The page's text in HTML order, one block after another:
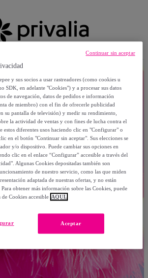
y sus socios a usar rastreadores (como cookies u
SDK, en adelante "Cookies") y a procesar sus datos
de navegación, datos de pedidos e información
de miembro) con el fin de ofrecerle publicidad
su pantalla de televisión) y medir su rendimiento,
la actividad de ventas y con fines de lucha contra el
estos diferentes usos haciendo clic en "Configurar" o
en el botón "Continuar sin aceptar". Sus elecciones se
y/o dispositivo. Puede cambiar sus opciones en
clic en el enlace “Configurar” accesible a través del
Algunas Cookies depositadas también son
de nuestro servicio, como las que miden
adaptada de nuestras ofertas, y no están
obtener más información sobre las Cookies, puede
Cookies accesible AQUÍ.
Aceptar
Continuar sin aceptar